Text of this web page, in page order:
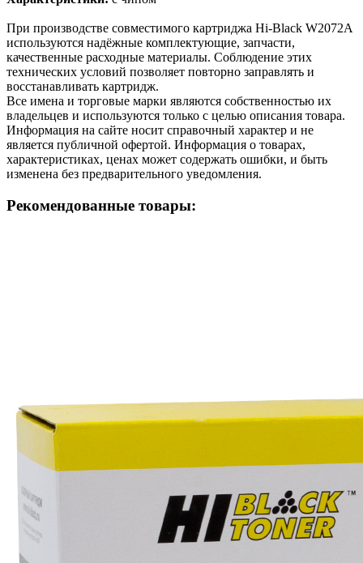
При производстве совместимого картриджа Hi-Black W2072A
используются надёжные комплектующие, запчасти,
качественные расходные материалы. Соблюдение этих
технических условий позволяет повторно заправлять и
восстанавливать картридж.
Все имена и торговые марки являются собственностью их
владельцев и используются только с целью описания товара.
Информация на сайте носит справочный характер и не
является публичной офертой. Информация о товарах,
характеристиках, ценах может содержать ошибки, и быть
изменена без предварительного уведомления.
Рекомендованные товары: